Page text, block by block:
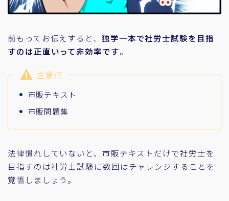
前もってお伝えすると、 独学一本で社労士試験を目指
すのは正直いって非効率です。
注意点
市販テキスト
市販問題集
法律慣れしていないと、市販テキストだけで社労士を
目指すのは社労士試験に数回はチャレンジすることを
覚悟しましょう。